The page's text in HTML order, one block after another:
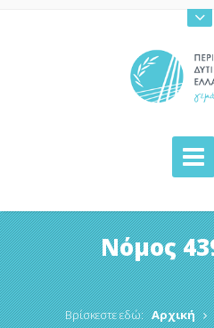
Νόμος
Βρίσκεστε εδώ: Αρχική